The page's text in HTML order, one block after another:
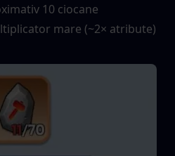
10 ciocane
mare (~2× atribute)